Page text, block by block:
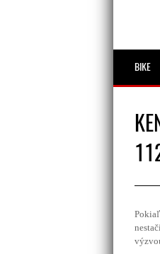
BIKE